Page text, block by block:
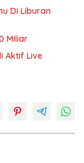
Di Liburan
Miliar
Aktif Live